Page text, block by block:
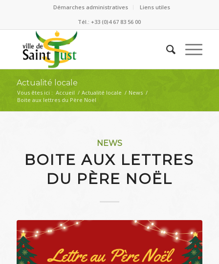
Démarches administratives
Liens utiles
Tél.: +33 (0)4 67 83 56 00
Actualité locale
Vous êtes ici : Accueil / Actualité locale / News /
Boite aux lettres du Père Noël
NEWS
BOITE AUX LETTRES
DU PÈRE NOËL